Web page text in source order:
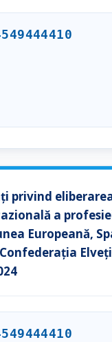
privind
a
Europeană,